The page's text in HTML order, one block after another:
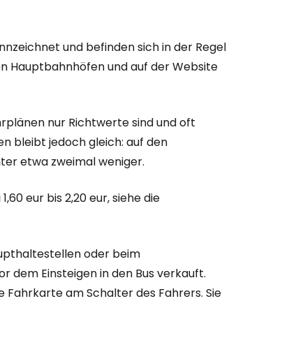
und befinden sich in der Regel
Hauptbahnhöfen und auf der Website
nur Richtwerte sind und oft
bleibt jedoch gleich: auf den
etwa zweimal weniger.
eur bis 2,20 eur, siehe die
oder beim
dem Einsteigen in den Bus verkauft.
Fahrkarte am Schalter des Fahrers. Sie
Cestee
mit Google